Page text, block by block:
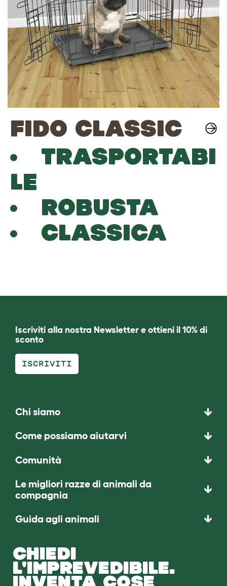
FIDO CLASSIC
TRASPORTABI
LE
ROBUSTA
CLASSICA
Iscriviti alla nostra Newsletter e ottieni il 10% di
sconto
ISCRIVITI
Chi siamo
Come possiamo aiutarvi
Comunità
Le migliori razze di animali da
compagnia
Guida agli animali
CHIEDI
L'IMPREVEDIBILE.
INVENTA COSE